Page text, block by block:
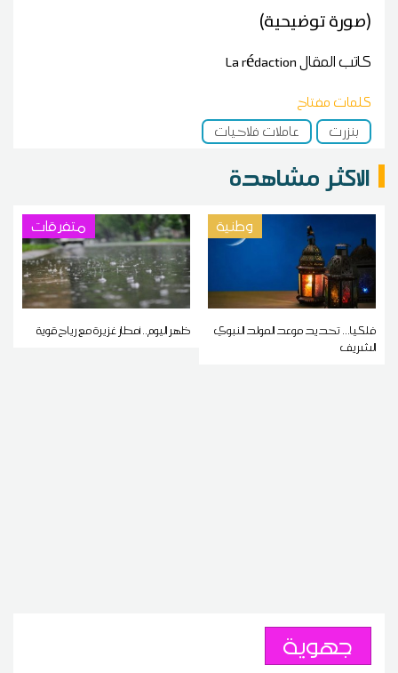
(صورة توضيحية)
كاتب المقالLa rédaction
كلمات مفتاح
بنزرت
عاملات فلاحيات
الاكثر مشاهدة
وطنية
فلكيا... تحديد موعد المولد النبوي
الشريف
متفرقات
ظهر اليوم.. أمطار غزيرة مع رياح قوية
جهوية